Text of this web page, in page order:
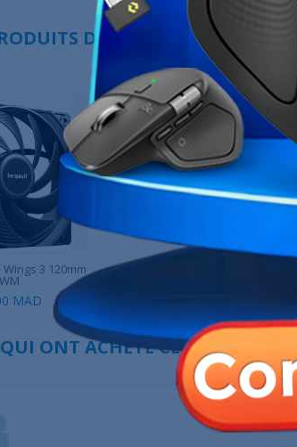
DANS LA MÊME
3 120mm
MAD
XTRMLAB XLF120 Mirror Triple...
ONT ACHETÉ CE PRODUIT